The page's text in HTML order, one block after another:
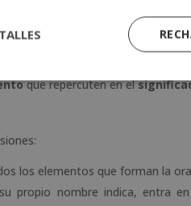
, siendo la posición de
de ellas. En caso
que repercuten en el
los elementos que forman la
propio nombre indica, entra